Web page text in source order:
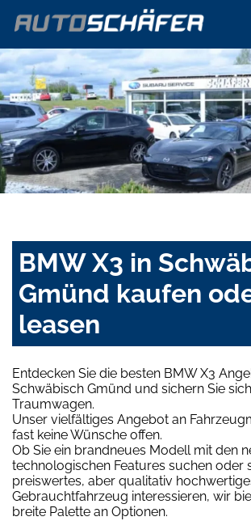
BMW X3 in
Gmünd kaufen
leasen
Entdecken Sie die besten BMW X3
Schwäbisch Gmünd und sichern Sie
Traumwagen.
Unser vielfältiges Angebot an
fast keine Wünsche offen.
Ob Sie ein brandneues Modell mit den
technologischen Features suchen oder
preiswertes, aber qualitativ
Gebrauchtfahrzeug interessieren, wir
breite Palette an Optionen.